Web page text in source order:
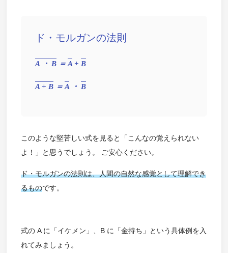
ド・モルガンの法則
A ・ B＝ A+ B
A + B＝ A・ B
このような堅苦しい式を見ると「こんなの覚えられない
よ！」と思うでしょう。 ご安心ください。
ド・モルガンの法則は、人間の自然な感覚として理解でき
るものです。
式の A に「イケメン」、B に「金持ち」という具体例を入
れてみましょう。